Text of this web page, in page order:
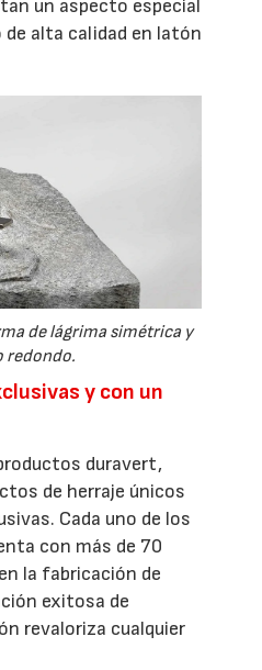
un aspecto especial
de alta calidad en latón
de lágrima simétrica y
redondo.
y con un
duravert,
de herraje únicos
Cada uno de los
con más de 70
la fabricación de
exitosa de
revaloriza cualquier